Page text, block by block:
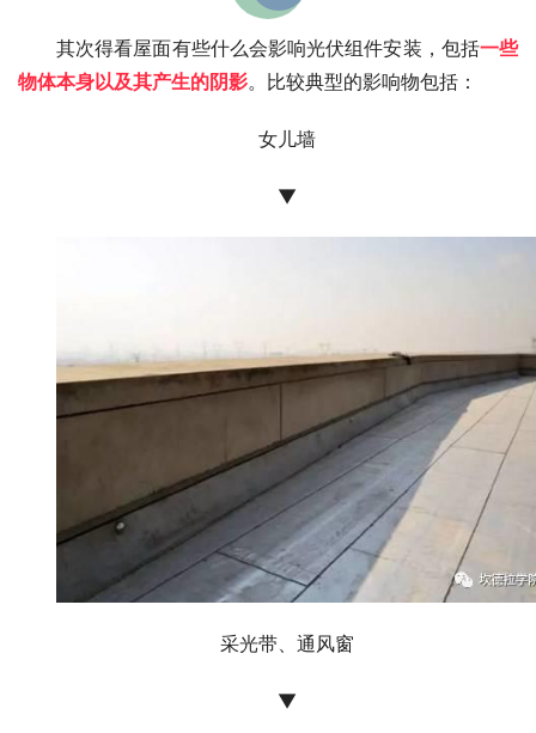
其次得看屋面有些什么会影响光伏组件安装，包括一些
物体本身以及其产生的阴影。比较典型的影响物包括：
女儿墙
▼
采光带、通风窗
▼